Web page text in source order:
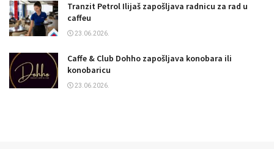
Tranzit Petrol Ilijaš zapošljava radnicu za rad u
caffeu
23.06.2026.
Caffe & Club Dohho zapošljava konobara ili
konobaricu
23.06.2026.